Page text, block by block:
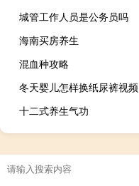
城管工作人员是公务员吗
海南买房养生
混血种攻略
冬天婴儿怎样换纸尿裤视频
十二式养生气功